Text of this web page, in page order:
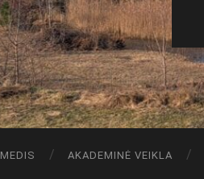
AKADEMINĖ VEIKLA